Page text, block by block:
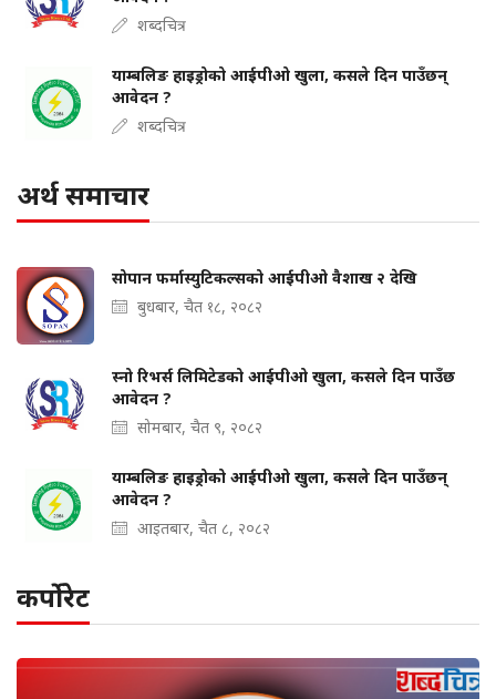
शब्दचित्र
याम्बलिङ हाइड्रोको आईपीओ खुला, कसले दिन पाउँछन्
आवेदन ?
शब्दचित्र
अर्थ समाचार
सोपान फर्मास्युटिकल्सको आईपीओ वैशाख २ देखि
बुधबार, चैत १८, २०८२
स्नो रिभर्स लिमिटेडको आईपीओ खुला, कसले दिन पाउँछ
आवेदन ?
सोमबार, चैत ९, २०८२
याम्बलिङ हाइड्रोको आईपीओ खुला, कसले दिन पाउँछन्
आवेदन ?
आइतबार, चैत ८, २०८२
कर्पोरेट